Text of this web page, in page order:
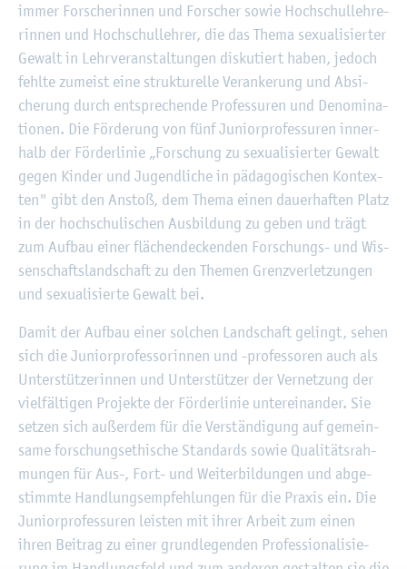
immer For­sche­rin­nen und For­scher sowie Hoch­schul­leh­re­
rin­nen und Hoch­schul­leh­rer, die das Thema se­xua­li­sier­ter
Ge­walt in Lehr­ver­an­stal­tun­gen dis­ku­tiert haben, je­doch
fehl­te zu­meist eine struk­tu­rel­le Ver­an­ke­rung und Ab­si­
che­rung durch ent­spre­chen­de Pro­fes­su­ren und De­no­mi­na­
tio­nen. Die För­de­rung von fünf Ju­ni­or­pro­fes­su­ren in­ner­
halb der För­der­li­nie „For­schung zu se­xua­li­sier­ter Ge­walt
gegen Kin­der und Ju­gend­li­che in päd­ago­gi­schen Kon­tex­
ten" gibt den An­stoß, dem Thema einen dau­er­haf­ten Platz
in der hoch­schu­li­schen Aus­bil­dung zu geben und trägt
zum Auf­bau einer flä­chen­de­cken­den For­schungs- und Wis­
sen­schafts­land­schaft zu den The­men Grenz­ver­let­zun­gen
und se­xua­li­sier­te Ge­walt bei.
Damit der Auf­bau einer sol­chen Land­schaft ge­lingt, sehen
sich die Ju­ni­or­pro­fes­so­rin­nen und -pro­fes­so­ren auch als
Un­ter­stüt­ze­rin­nen und Un­ter­stüt­zer der Ver­net­zung der
viel­fäl­ti­gen Pro­jek­te der För­der­li­nie un­ter­ein­an­der. Sie
set­zen sich au­ßer­dem für die Ver­stän­di­gung auf ge­mein­
sa­me for­schungs­ethi­sche Stan­dards sowie Qua­li­täts­rah­
mun­gen für Aus-, Fort- und Wei­ter­bil­dun­gen und ab­ge­
stimm­te Hand­lungs­emp­feh­lun­gen für die Pra­xis ein. Die
Ju­ni­or­pro­fes­su­ren leis­ten mit ihrer Ar­beit zum einen
ihren Bei­trag zu einer grund­le­gen­den Pro­fes­sio­na­li­sie­